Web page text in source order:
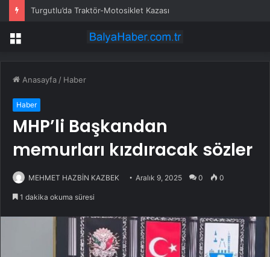
Turgutlu’da Traktör-Motosiklet Kazası
Menü
Anasayfa / Haber
Haber
MHP’li Başkandan
memurları kızdıracak sözler
MEHMET HAZBİN KAZBEK Aralık 9, 2025 0 0
1 dakika okuma süresi